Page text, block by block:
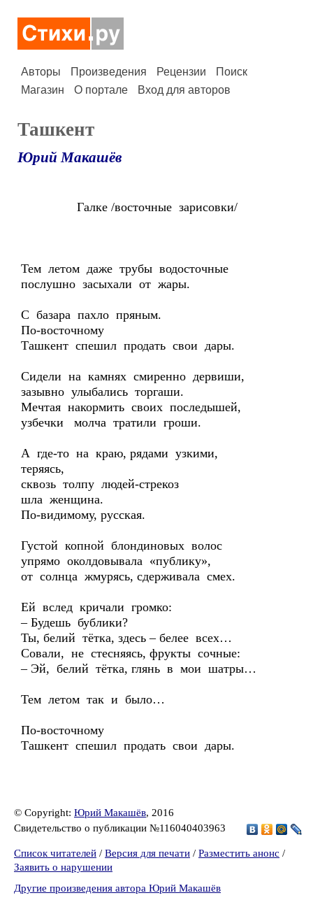
Авторы Произведения Рецензии
Поиск
Магазин
О портале Вход для авторов
Ташкент
Юрий Макашёв
Галке /восточные зарисовки/
Тем летом даже трубы водосточные
послушно засыхали от жары.
С базара пахло пряным.
По-восточному
Ташкент спешил продать свои дары.
Сидели на камнях смиренно дервиши,
зазывно улыбались торгаши.
Мечтая накормить своих последышей,
узбечки молча тратили гроши.
А где-то на краю, рядами узкими,
теряясь,
сквозь толпу людей-стрекоз
шла женщина.
По-видимому, русская.
Густой копной блондиновых волос
упрямо околдовывала «публику»,
от солнца жмурясь, сдерживала смех.
Ей вслед кричали громко:
– Будешь бублики?
Ты, белий тётка, здесь – белее всех…
Совали, не стесняясь, фрукты сочные:
– Эй, белий тётка, глянь в мои шатры…
Тем летом так и было…
По-восточному
Ташкент спешил продать свои дары.
© Copyright: Юрий Макашёв, 2016
Свидетельство о публикации №116040403963
Список читателей / Версия для печати / Разместить анонс /
Заявить о нарушении
Другие произведения автора Юрий Макашёв